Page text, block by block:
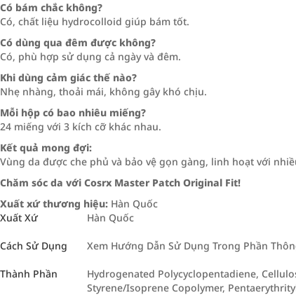
Có bám chắc không?
Có, chất liệu hydrocolloid giúp bám tốt.
Có dùng qua đêm được không?
Có, phù hợp sử dụng cả ngày và đêm.
Khi dùng cảm giác thế nào?
Nhẹ nhàng, thoải mái, không gây khó chịu.
Mỗi hộp có bao nhiêu miếng?
24 miếng với 3 kích cỡ khác nhau.
Kết quả mong đợi:
Vùng da được che phủ và bảo vệ gọn gàng, linh hoạt với
Chăm sóc da với Cosrx Master Patch Original Fit!
Xuất xứ thương hiệu: Hàn Quốc
Xuất Xứ
Hàn Quốc
Cách Sử Dụng Xem Hướng Dẫn Sử Dụng Trong Phần
Thành Phần
Hydrogenated Polycyclopentadiene,
Styrene/Isoprene Copolymer,